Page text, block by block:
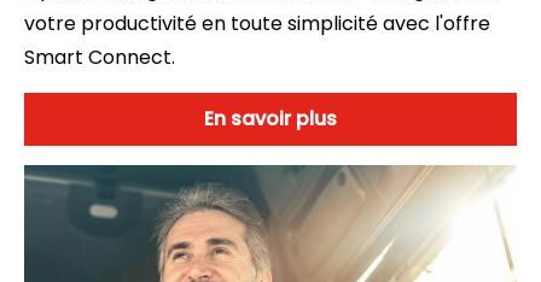
votre productivité en toute simplicité avec l'offre
Smart Connect.
En savoir plus